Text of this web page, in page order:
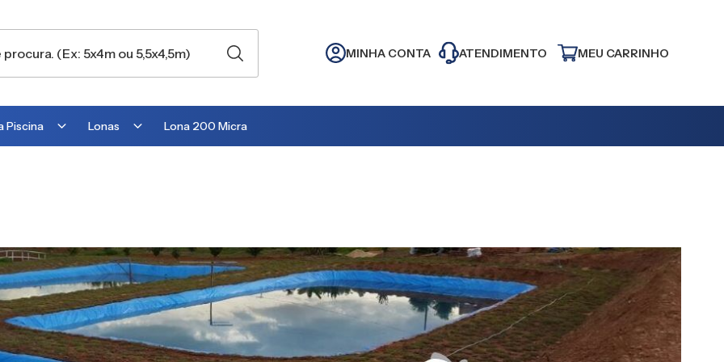
MINHA CONTA ATENDIMENTO MEU CARRINHO
Piscina Lonas
Lona para Barraca
Lona para Camping
Lona para Estufa
Lona 200 Micra